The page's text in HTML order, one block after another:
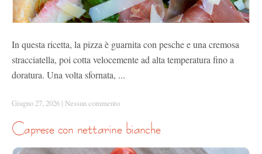
In questa ricetta, la pizza è guarnita con pesche e una cremosa
stracciatella, poi cotta velocemente ad alta temperatura fino a
doratura. Una volta sfornata, ...
Giugno 27, 2026 | Nessun commento
caprese con nettarine bianche